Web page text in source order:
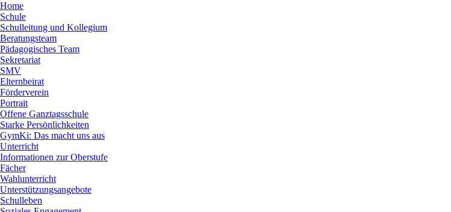
Home
Schule
Schulleitung und Kollegium
Beratungsteam
Pädagogisches Team
Sekretariat
SMV
Elternbeirat
Förderverein
Portrait
Offene Ganztagsschule
Starke Persönlichkeiten
GymKi: Das macht uns aus
Unterricht
Informationen zur Oberstufe
Fächer
Wahlunterricht
Unterstützungsangebote
Schulleben